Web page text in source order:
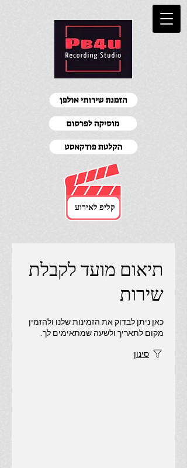
קליפ לאירוע
תיאום מועד לקבלת
שירות
כאן ניתן לבדוק את הזמינות שלנו ולהזמין
מקום לתאריך ולשעה שמתאימים לך.
סינון